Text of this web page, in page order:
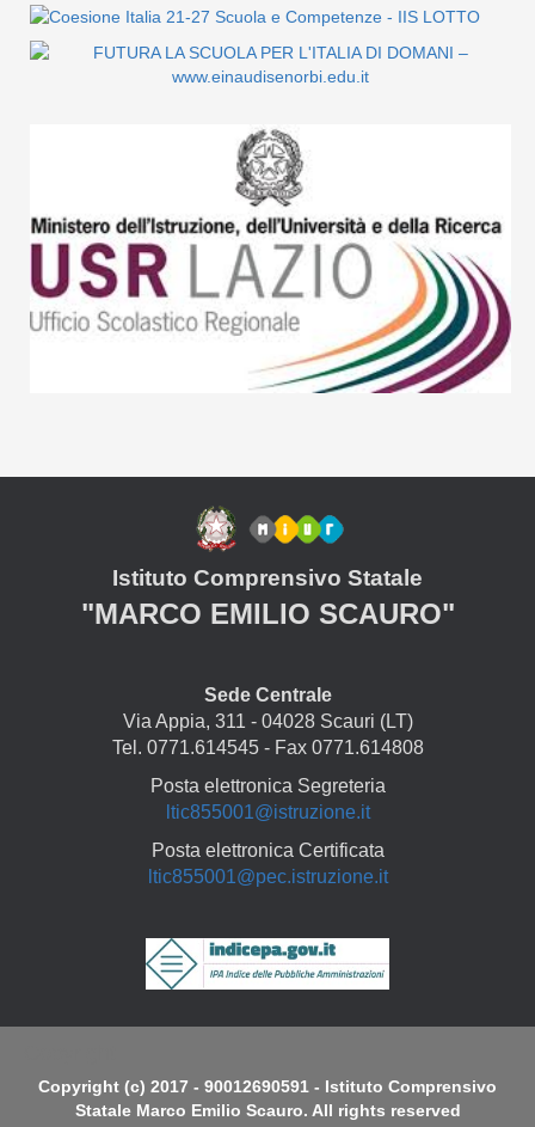
Istituto Comprensivo Statale
"MARCO EMILIO SCAURO"
Sede Centrale
Via Appia, 311 - 04028 Scauri (LT)
Tel. 0771.614545 - Fax 0771.614808
Posta elettronica Segreteria
ltic855001@istruzione.it
Posta elettronica Certificata
ltic855001@pec.istruzione.it
Copyright (c) 2017 - 90012690591 - Istituto Comprensivo
Statale Marco Emilio Scauro. All rights reserved